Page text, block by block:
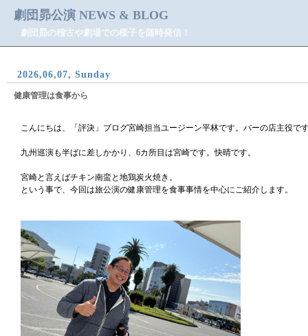
劇団昴公演 NEWS & BLOG
劇団昴の稽古や劇場での様子を随時発信！
2026,06,07, Sunday
健康管理は食事から
こんにちは、「評決」ブログ宮崎担当ユージーン平林です。バーの店主役です
九州巡演も半ばに差しかかり、6カ所目は宮崎です。快晴です。
宮崎と言えばチキン南蛮と地鶏炭火焼き。
という事で、今回は旅公演の健康管理を食事事情を中心にご紹介します。